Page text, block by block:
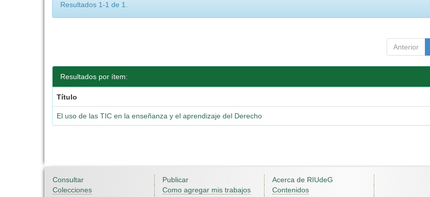
Resultados 1-1 de 1.
Anterior
Resultados por ítem:
Título
El uso de las TIC en la enseñanza y el aprendizaje del Derecho
Consultar
Colecciones
Publicar
Como agregar mis trabajos
Acerca de RIUdeG
Contenidos